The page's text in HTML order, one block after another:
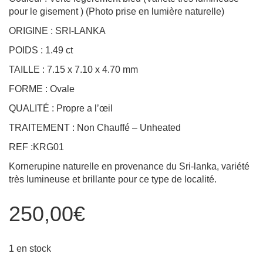
POIDS : 1.49 ct
TAILLE : 7.15 x 7.10 x 4.70 mm
FORME : Ovale
QUALITÉ : Propre a l’œil
TRAITEMENT : Non Chauffé – Unheated
REF :KRG01
Kornerupine naturelle en provenance du Sri-lanka, variété
très lumineuse et brillante pour ce type de localité.
250,00€
1 en stock
de